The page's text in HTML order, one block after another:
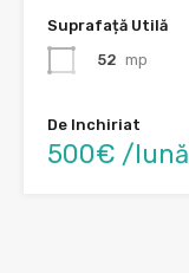
Suprafață Utilă
52 mp
De Inchiriat
500€ /lună